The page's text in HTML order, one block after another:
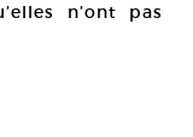
n’ont pas